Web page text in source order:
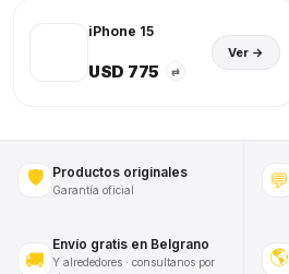
iPhone 15
USD 775 ⇄
Ver →
🛡️ Productos originales
Garantía oficial 💬
🚚
Envío gratis en Belgrano
Y alrededores · consultanos por
🌎